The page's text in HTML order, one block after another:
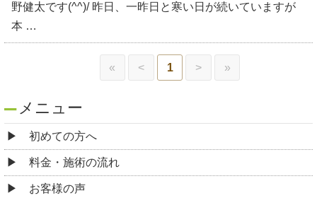
野健太です(^^)/ 昨日、一昨日と寒い日が続いていますが
本 …
« < 1 > »
メニュー
初めての方へ
料金・施術の流れ
お客様の声